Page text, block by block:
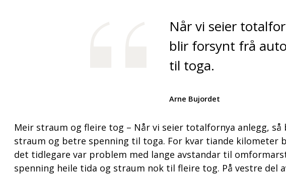
Når vi seier
blir forsynt frå
til toga.
Arne Bujordet
Meir straum og fleire tog – Når vi seier totalfornya anlegg,
straum og betre spenning til toga. For kvar tiande
det tidlegare var problem med lange avstandar til
spenning heile tida og straum nok til fleire tog. På vestre